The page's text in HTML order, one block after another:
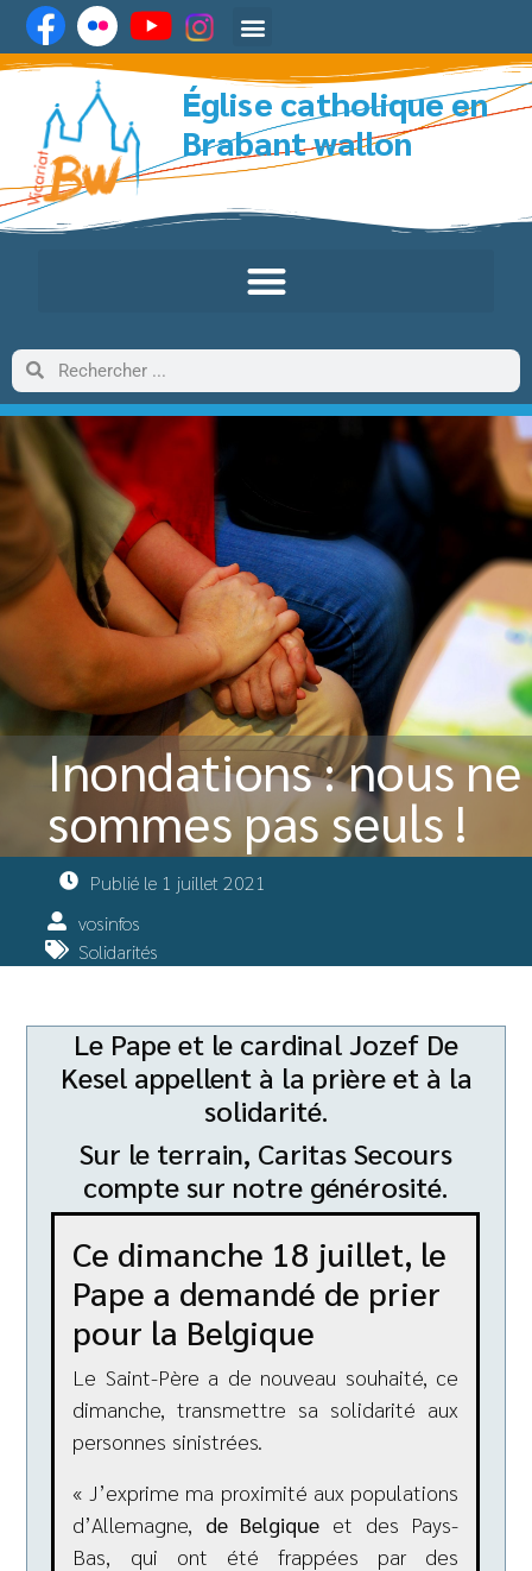
Église catholique en
Brabant wallon
Inondations : nous ne
sommes pas seuls !
Publié le 1 juillet 2021
vosinfos
Solidarités
Le Pape et le cardinal Jozef De
Kesel appellent à la prière et à la
solidarité.
Sur le terrain, Caritas Secours
compte sur notre générosité.
Ce dimanche 18 juillet, le
Pape a demandé de prier
pour la Belgique
Le Saint-Père a de nouveau souhaité, ce
dimanche, transmettre sa solidarité aux
personnes sinistrées.
« J’exprime ma proximité aux populations
d’Allemagne, de Belgique et des Pays-
Bas, qui ont été frappées par des